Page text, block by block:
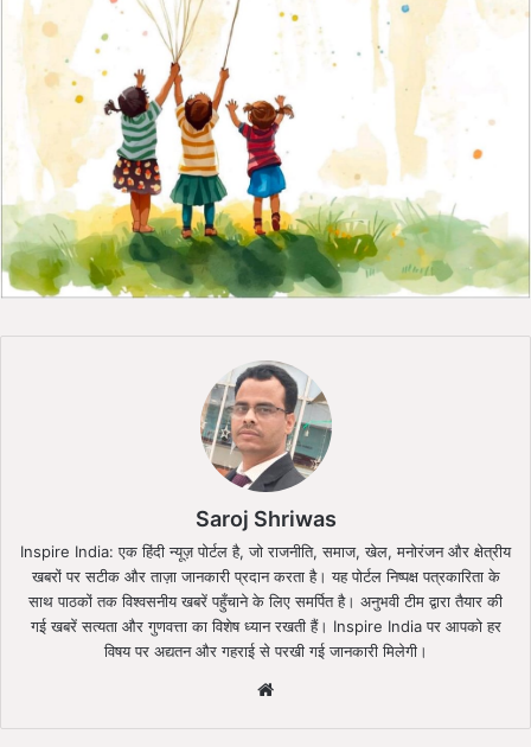
Saroj Shriwas
Inspire India: एक हिंदी न्यूज़ पोर्टल है, जो राजनीति, समाज, खेल, मनोरंजन और क्षेत्रीय
खबरों पर सटीक और ताज़ा जानकारी प्रदान करता है। यह पोर्टल निष्पक्ष पत्रकारिता के
साथ पाठकों तक विश्वसनीय खबरें पहुँचाने के लिए समर्पित है। अनुभवी टीम द्वारा तैयार की
गई खबरें सत्यता और गुणवत्ता का विशेष ध्यान रखती हैं। Inspire India पर आपको हर
विषय पर अद्यतन और गहराई से परखी गई जानकारी मिलेगी।